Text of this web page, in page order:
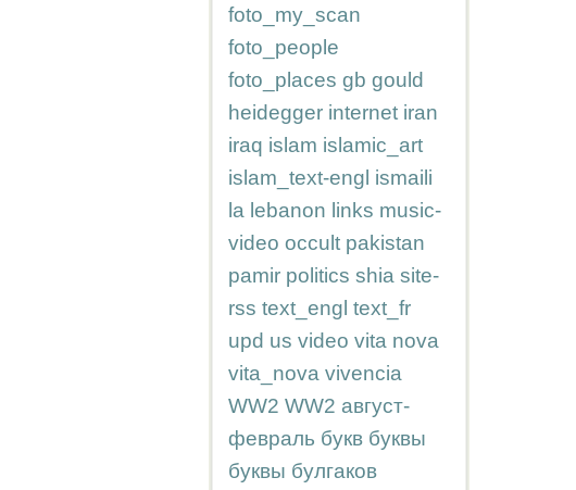
foto_my_scan
foto_people
foto_places gb gould
heidegger internet iran
iraq islam islamic_art
islam_text-engl ismaili
la lebanon links music-
video occult pakistan
pamir politics shia site-
rss text_engl text_fr
upd us video vita nova
vita_nova vivencia
WW2 WW2 август-
февраль букв буквы
буквы булгаков